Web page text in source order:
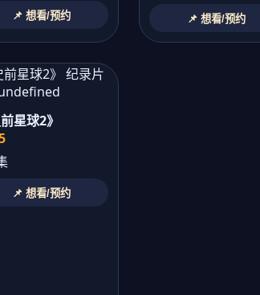
📌 想看/预约 📌 想看/预约
前星球2》
📌 想看/预约